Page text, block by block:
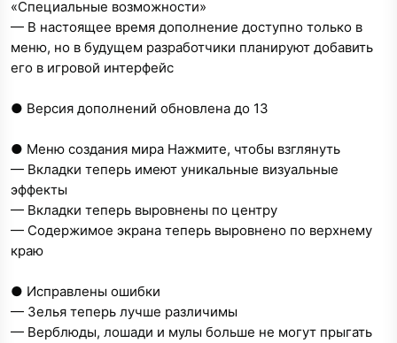
«Специальные возможности»
— В настоящее время дополнение доступно только в
меню, но в будущем разработчики планируют добавить
его в игровой интерфейс
● Версия дополнений обновлена до 13
● Меню создания мира Нажмите, чтобы взглянуть
— Вкладки теперь имеют уникальные визуальные
эффекты
— Вкладки теперь выровнены по центру
— Содержимое экрана теперь выровнено по верхнему
краю
● Исправлены ошибки
— Зелья теперь лучше различимы
— Верблюды, лошади и мулы больше не могут прыгать